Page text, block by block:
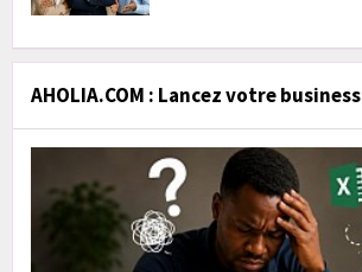
AHOLIA.COM : Lancez votre business